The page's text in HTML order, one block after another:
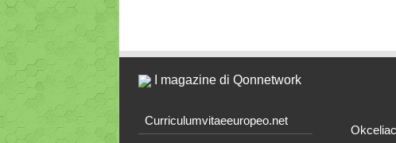
I magazine di Qonnetwork
Curriculumvitaeeuropeo.net